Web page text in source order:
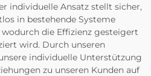
individuelle Ansatz stellt sicher,
in bestehende Systeme
die Effizienz gesteigert
wird. Durch unseren
individuelle Unterstützung
zu unseren Kunden auf